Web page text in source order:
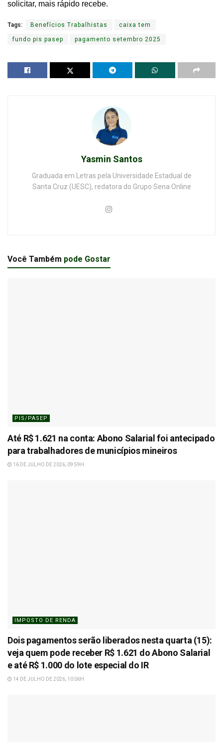
solicitar, mais rápido recebe.
Tags: Benefícios Trabalhistas caixa tem
fundo pis pasep pagamento setembro 2025
Yasmin Santos
Graduada em Letras pela Universidade Estadual de
Santa Cruz (UESC), redatora do Grupo Sena Online
Você Também pode Gostar
PIS/PASEP
Até R$ 1.621 na conta: Abono Salarial foi antecipado
para trabalhadores de municípios mineiros
16 DE JULHO DE 2026, 09:59H
IMPOSTO DE RENDA
Dois pagamentos serão liberados nesta quarta (15):
veja quem pode receber R$ 1.621 do Abono Salarial
e até R$ 1.000 do lote especial do IR
14 DE JULHO DE 2026, 10:06H